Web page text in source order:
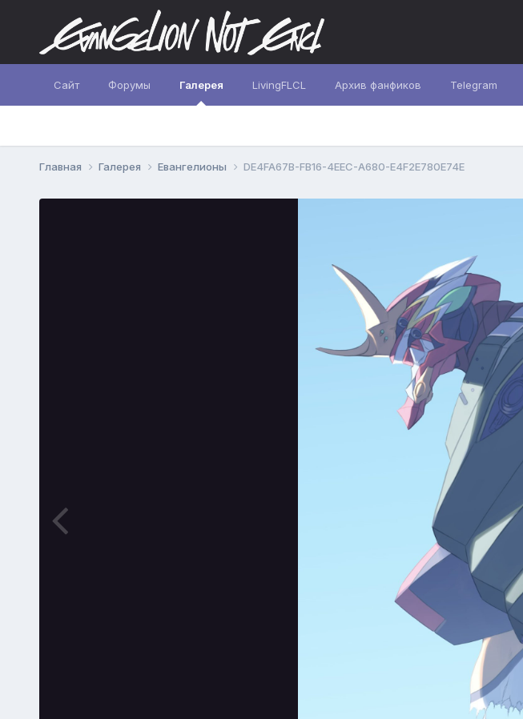
Сайт Форумы Галерея LivingFLCL Архив фанфиков Telegram
Главная Галерея Евангелионы DE4FA67B-FB16-4EEC-A680-E4F2E780E74E